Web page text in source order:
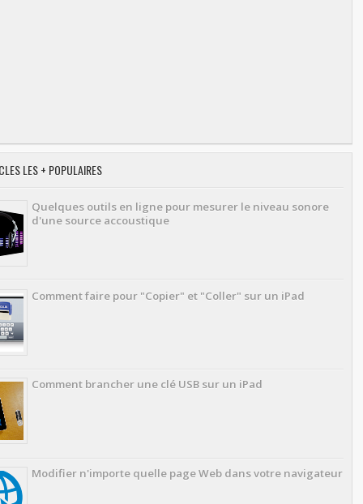
LES + POPULAIRES
Quelques outils en ligne pour mesurer le niveau sonore
d'une source accoustique
Comment faire pour "Copier" et "Coller" sur un iPad
Comment brancher une clé USB sur un iPad
Modifier n'importe quelle page Web dans votre navigateur